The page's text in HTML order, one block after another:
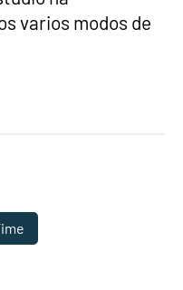
varios modos de